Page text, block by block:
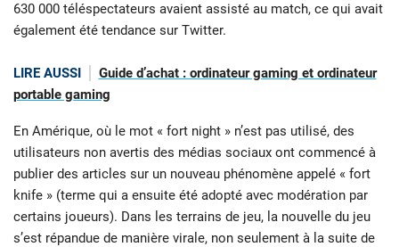
630 000 téléspectateurs avaient assisté au match, ce qui avait
également été tendance sur Twitter.
LIRE AUSSI
Guide d’achat : ordinateur gaming et ordinateur
portable gaming
En Amérique, où le mot « fort night » n’est pas utilisé, des
utilisateurs non avertis des médias sociaux ont commencé à
publier des articles sur un nouveau phénomène appelé « fort
knife » (terme qui a ensuite été adopté avec modération par
certains joueurs). Dans les terrains de jeu, la nouvelle du jeu
s’est répandue de manière virale, non seulement à la suite de